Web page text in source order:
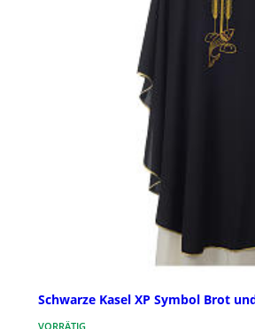
Schwarze Kasel XP Symbol Brot
VORRÄTIG